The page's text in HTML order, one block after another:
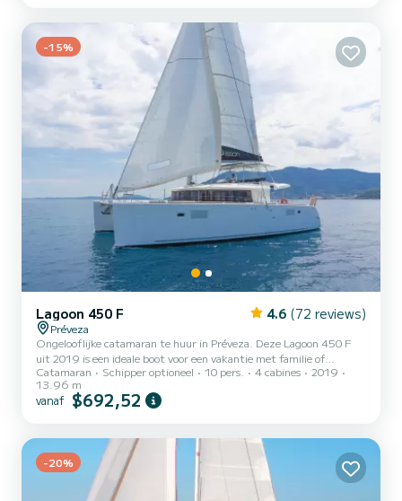
boot is uitgerust met een Full batten mainsail en...
-15%
Lagoon 450 F 4.6 (72 reviews)
Préveza
Ongelooflijke catamaran te huur in Préveza. Deze Lagoon 450 F
uit 2019 is een ideale boot voor een vakantie met familie of
vrienden. De boot heeft 4 hutten met totaal comfort en een
capaciteit van 10 passagiers. Met een totale lengte van 14 meter
en 57 pk, zal het uw beste vriend zijn bij het doorbrengen van
uitgerust met een Full batten grootzeil en een Furling genua...
Catamaran Schipper optioneel 10 pers. 4 cabines
2019
13.96 m
vanaf $692,52
-20%